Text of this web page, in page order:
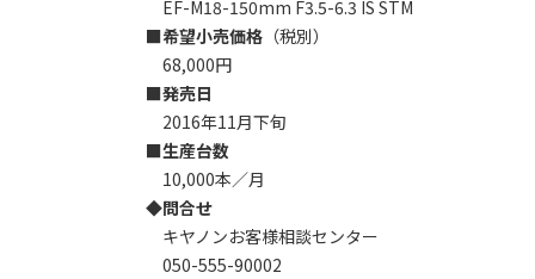
EF-M18-150mm F3.5-6.3 IS STM
■希望小売価格 （税別）
68,000円
■発売日
2016年11月下旬
■生産台数
10,000本／月
◆問合せ
キヤノンお客様相談センター
050-555-90002